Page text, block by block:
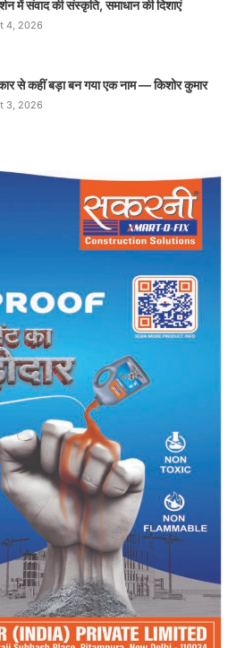
में संवाद की संस्कृति, समाधान की दिशाएं
4, 2026
से कहीं बड़ा बन गया एक नाम — किशोर कुमार
3, 2026